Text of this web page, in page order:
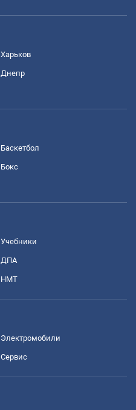
Харьков
Днепр
Баскетбол
Бокс
Учебники
ДПА
НМТ
Электромобили
Сервис